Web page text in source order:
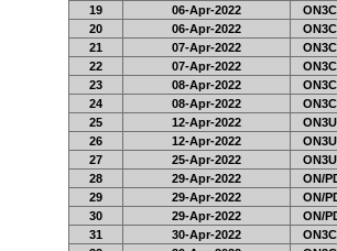
19
06-Apr-2022
20
06-Apr-2022
21
07-Apr-2022
22
07-Apr-2022
23
08-Apr-2022
24
08-Apr-2022
25
12-Apr-2022
26
12-Apr-2022
27
25-Apr-2022
28
29-Apr-2022
ON/
29
29-Apr-2022
ON/
30
29-Apr-2022
ON/
31
30-Apr-2022